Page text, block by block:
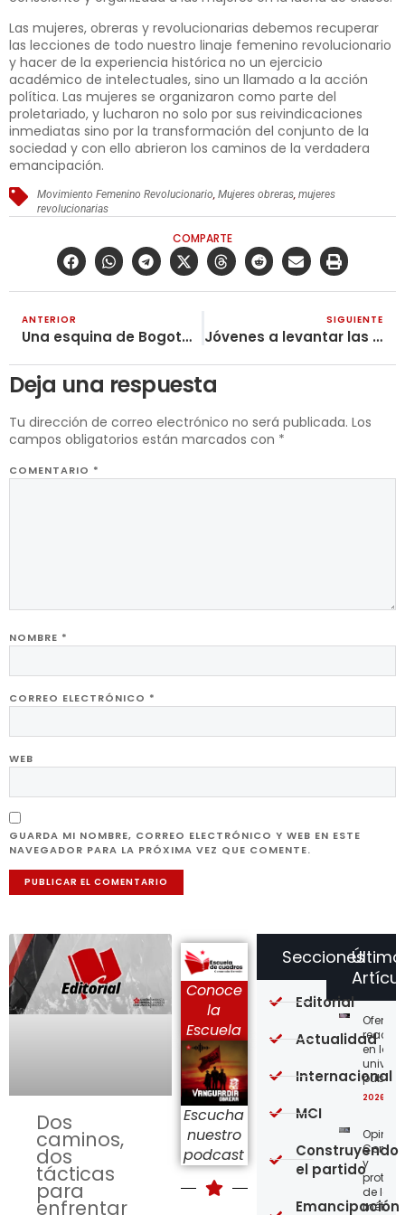
Las mujeres, obreras y revolucio­narias debemos recuperar
las lec­ciones de todo nuestro linaje feme­nino revolucionario
y hacer de la experiencia histórica no un ejerci­cio
académico de intelectuales, sino un llamado a la acción
política. Las mujeres se organizaron como parte del
proletariado, y lucharon no solo por sus reivindicaciones
inmedia­tas sino por la transformación del conjunto de la
sociedad y con ello abrieron los caminos de la verdadera
emancipación.
Movimiento Femenino Revolucionario,Mujeres obreras,mujeres
revolucionarias
COMPARTE
ANTERIOR
Una esquina de Bogotá cuenta la historia de una mujer voceadora de prensa
SIGUIENTE
Jóvenes a levantar las banderas del internacionalismo proletario
Deja una respuesta
Tu dirección de correo electrónico no será publicada. Los
campos obligatorios están marcados con *
COMENTARIO *
NOMBRE *
CORREO ELECTRÓNICO *
WEB
GUARDA MI NOMBRE, CORREO ELECTRÓNICO Y WEB EN ESTE
NAVEGADOR PARA LA PRÓXIMA VEZ QUE COMENTE.
Dos
caminos,
dos
tácticas
para
enfrentar
Conoce
la
Escuela
Escucha
nuestro
podcast
en las
2026-
y
de los
Secciones
Editorial
Actualidad
Internacional
MCI
Construyendo
el partido
Emancipación